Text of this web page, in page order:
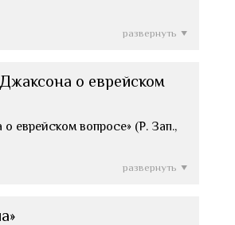
развернуть
о еврейском
еврейском вопросе» (Р. Зап.,
развернуть